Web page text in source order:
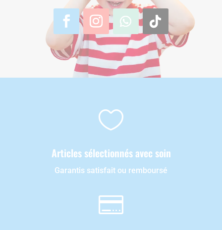

Articles sélectionnés avec soin
Garantis satisfait ou remboursé
